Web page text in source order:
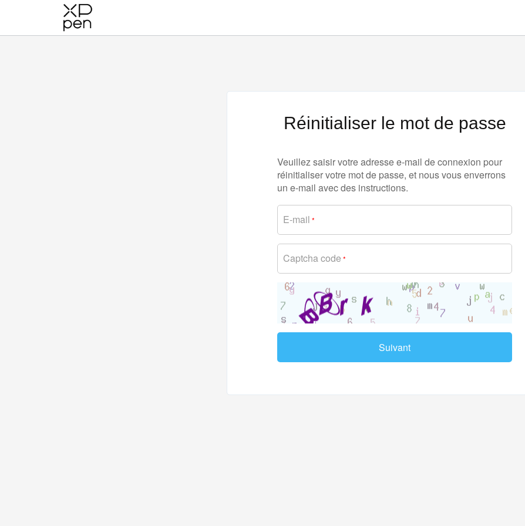
Réinitialiser le mot de passe
Veuillez saisir votre adresse e-mail de connexion pour
réinitialiser votre mot de passe, et nous vous enverrons
un e-mail avec des instructions.
E-mail *
Captcha code *
Suivant